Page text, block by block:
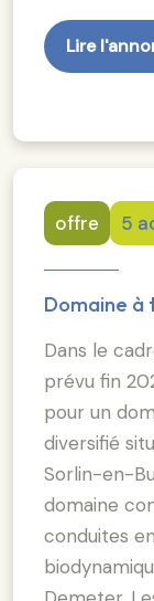
Lire
offre 5
Domaine à
Dans le
prévu fin
pour un
diversifié
Sorlin-en-
domaine
conduites